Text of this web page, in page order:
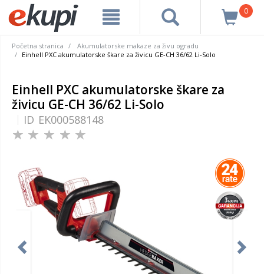
0
Početna stranica
Akumulatorske makaze za živu ogradu
Einhell PXC akumulatorske škare za živicu GE-CH 36/62 Li-Solo
Einhell PXC akumulatorske škare za
živicu GE-CH 36/62 Li-Solo
ID EK000588148